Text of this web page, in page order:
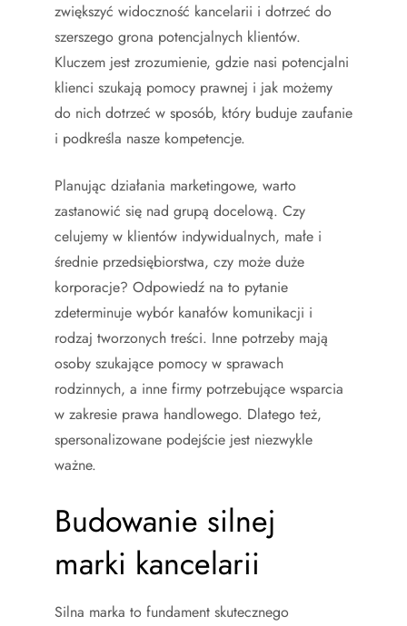
zwiększyć widoczność kancelarii i dotrzeć do
szerszego grona potencjalnych klientów.
Kluczem jest zrozumienie, gdzie nasi potencjalni
klienci szukają pomocy prawnej i jak możemy
do nich dotrzeć w sposób, który buduje zaufanie
i podkreśla nasze kompetencje.
Planując działania marketingowe, warto
zastanowić się nad grupą docelową. Czy
celujemy w klientów indywidualnych, małe i
średnie przedsiębiorstwa, czy może duże
korporacje? Odpowiedź na to pytanie
zdeterminuje wybór kanałów komunikacji i
rodzaj tworzonych treści. Inne potrzeby mają
osoby szukające pomocy w sprawach
rodzinnych, a inne firmy potrzebujące wsparcia
w zakresie prawa handlowego. Dlatego też,
spersonalizowane podejście jest niezwykle
ważne.
Budowanie silnej
marki kancelarii
Silna marka to fundament skutecznego